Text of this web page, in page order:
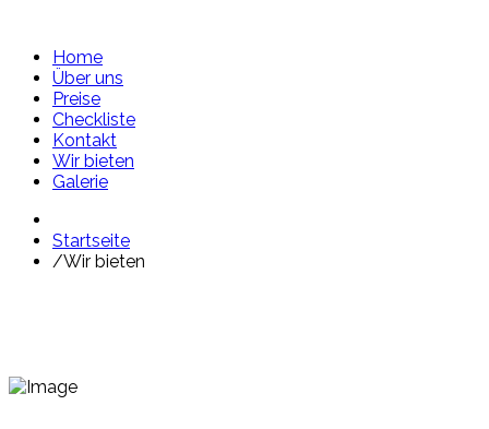
Home
Über uns
Preise
Checkliste
Kontakt
Wir bieten
Galerie
Startseite
/Wir bieten